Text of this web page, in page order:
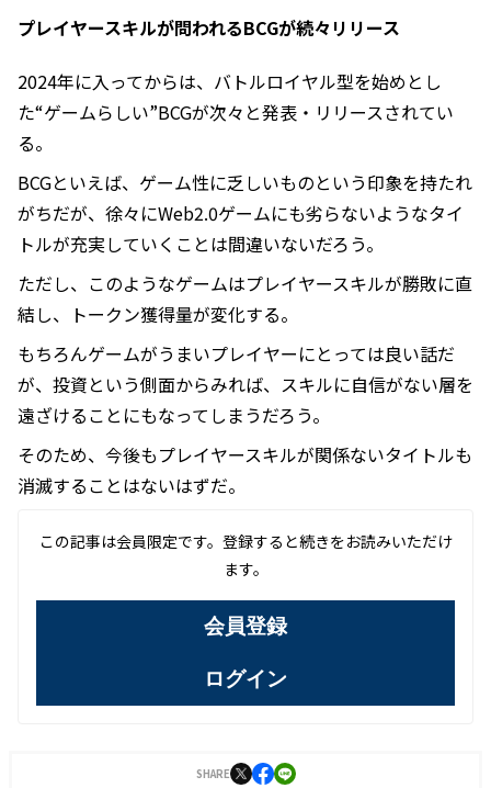
プレイヤースキルが問われるBCGが続々リリース
2024年に入ってからは、バトルロイヤル型を始めとし
た“ゲームらしい”BCGが次々と発表・リリースされてい
る。
BCGといえば、ゲーム性に乏しいものという印象を持たれ
がちだが、徐々にWeb2.0ゲームにも劣らないようなタイ
トルが充実していくことは間違いないだろう。
ただし、このようなゲームはプレイヤースキルが勝敗に直
結し、トークン獲得量が変化する。
もちろんゲームがうまいプレイヤーにとっては良い話だ
が、投資という側面からみれば、スキルに自信がない層を
遠ざけることにもなってしまうだろう。
そのため、今後もプレイヤースキルが関係ないタイトルも
消滅することはないはずだ。
この記事は会員限定です。登録すると続きをお読みいただけ
ます。
会員登録
ログイン
SHARE